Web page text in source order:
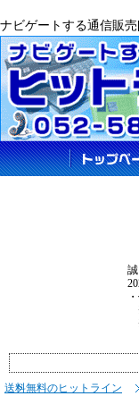
ナビゲートする通信販
送料無料のヒットライン